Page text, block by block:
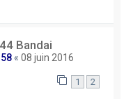
Bandai
« 08 juin 2016
1 2